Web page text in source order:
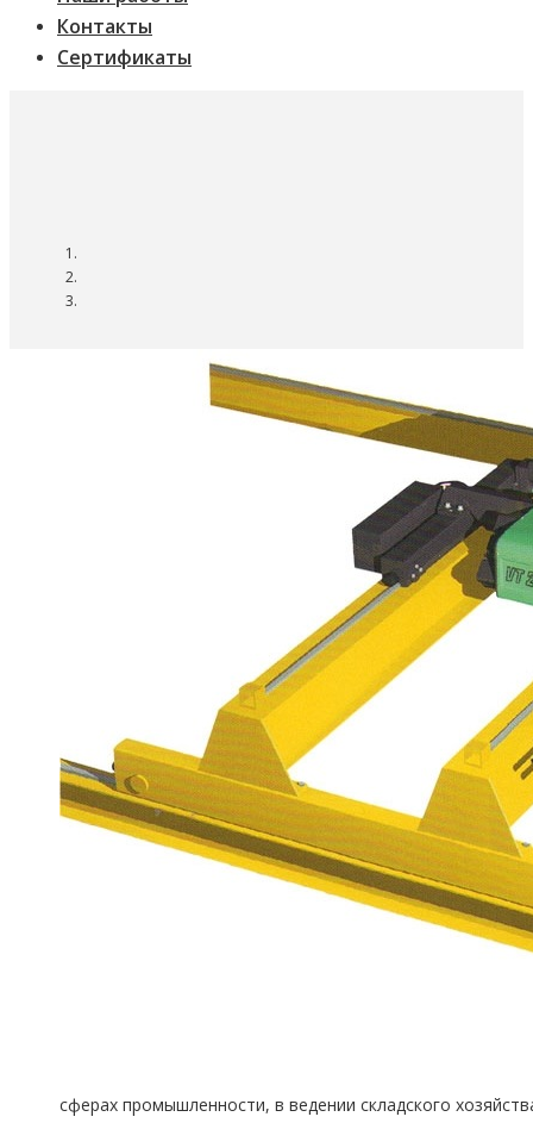
Контакты
Сертификаты
сферах промышленности, в ведении складского